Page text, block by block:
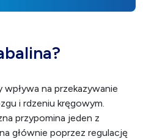
na przekazywanie
i rdzeniu kręgowym.
przypomina jeden z
głównie poprzez regulację